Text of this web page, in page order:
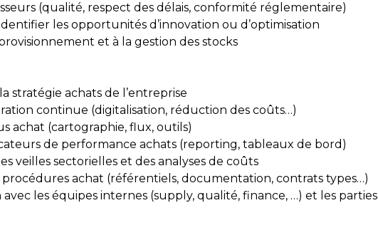
(qualité, respect des délais, conformité réglementaire)
les opportunités d’innovation ou d’optimisation
et à la gestion des stocks
stratégie achats de l’entreprise
continue (digitalisation, réduction des coûts…)
achat (cartographie, flux, outils)
de performance achats (reporting, tableaux de bord)
veilles sectorielles et des analyses de coûts
achat (référentiels, documentation, contrats types…)
les équipes internes (supply, qualité, finance, …) et les parties